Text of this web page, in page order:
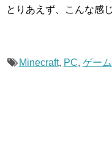
とりあえず、こんな感
Minecraft, PC, ゲーム